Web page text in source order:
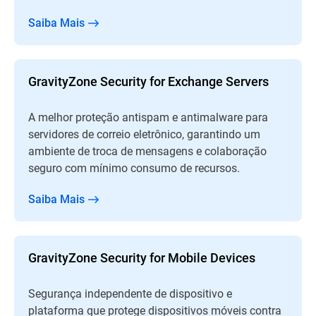
Saiba Mais
GravityZone Security for Exchange Servers
A melhor proteção antispam e antimalware para
servidores de correio eletrônico, garantindo um
ambiente de troca de mensagens e colaboração
seguro com mínimo consumo de recursos.
Saiba Mais
GravityZone Security for Mobile Devices
Segurança independente de dispositivo e
plataforma que protege dispositivos móveis contra